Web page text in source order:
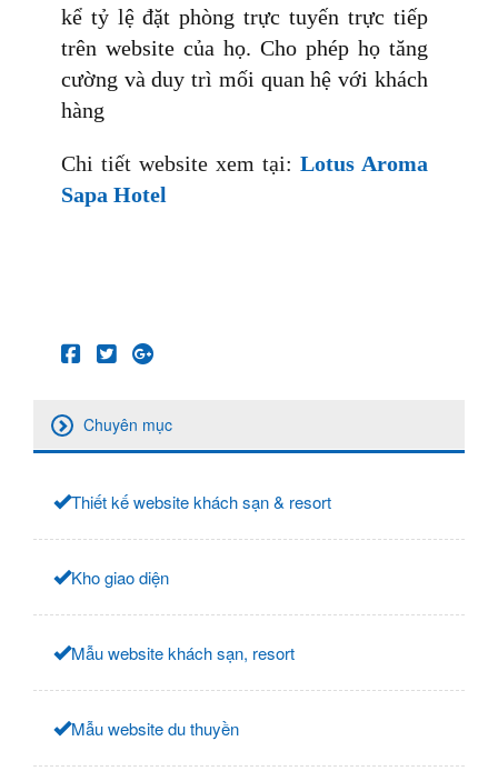
kể tỷ lệ đặt phòng trực tuyến trực tiếp
trên website của họ. Cho phép họ tăng
cường và duy trì mối quan hệ với khách
hàng
Chi tiết website xem tại: Lotus Aroma
Sapa Hotel
Chuyên mục
Thiết kế website khách sạn & resort
Kho giao diện
Mẫu website khách sạn, resort
Mẫu website du thuyền